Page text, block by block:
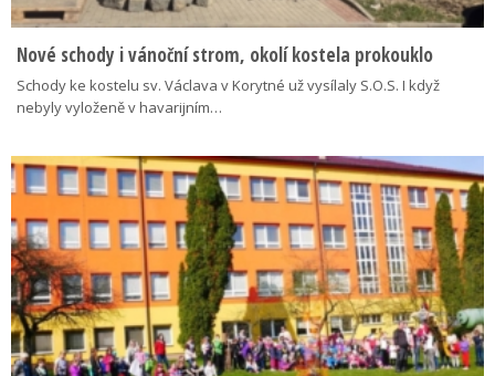
Nové schody i vánoční strom, okolí kostela prokouklo
Schody ke kostelu sv. Václava v Korytné už vysílaly S.O.S. I když
nebyly vyloženě v havarijním…